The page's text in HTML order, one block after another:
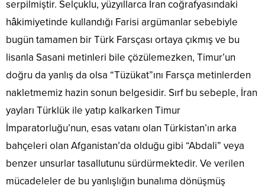
serpilmiştir. Selçuklu, yüzyıllarca İran coğrafyasındaki
hâkimiyetinde kullandığı Farisi argümanlar sebebiyle
bugün tamamen bir Türk Farsçası ortaya çıkmış ve bu
lisanla Sasani metinleri bile çözülemezken, Timur’un
doğru da yanlış da olsa “Tüzükat”ını Farsça metinlerden
nakletmemiz hazin sonun belgesidir. Sırf bu sebeple, İran
yayları Türklük ile yatıp kalkarken Timur
İmparatorluğu’nun, esas vatanı olan Türkistan’ın arka
bahçeleri olan Afganistan’da olduğu gibi “Abdali” veya
benzer unsurlar tasallutunu sürdürmektedir. Ve verilen
mücadeleler de bu yanlışlığın bunalıma dönüşmüş